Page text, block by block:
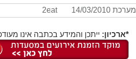
מערכת 2eat 14/03/2010
*ארכיון: ייתכן והמידע בכתבה אינו